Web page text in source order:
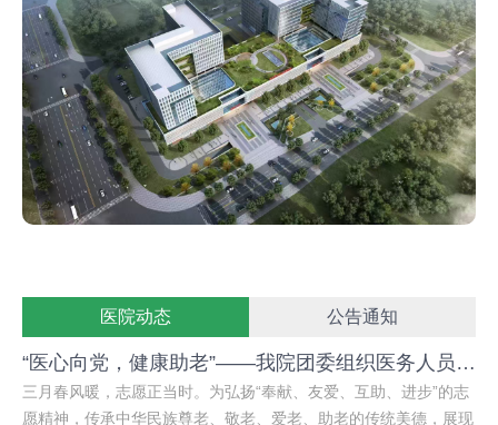
医院动态 公告通知
“医心向党，健康助老”——我院团委组织医务人员及青年志愿者赴养老院开展爱心活动
三月春风暖，志愿正当时。为弘扬“奉献、友爱、互助、进步”的志
愿精神，传承中华民族尊老、敬老、爱老、助老的传统美德，展现